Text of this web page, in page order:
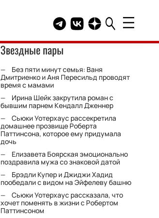
Telegram канал HELLO
Группа HELLO
Канал HELLO в
Звездные пары
Без пяти минут семья: Ваня
Дмитриенко и Аня Пересильд проводят
время с мамами
Ирина Шейк закрутила роман с
бывшим парнем Кендалл Дженнер
Сьюки Уотерхаус рассекретила
домашнее прозвище Роберта
Паттинсона, которое ему придумала
дочь
Елизавета Боярская эмоционально
поздравила мужа со знаковой датой
Брэдли Купер и Джиджи Хадид
пообедали с видом на Эйфелеву башню
Сьюки Уотерхаус рассказала, что
хочет поменять в жизни с Робертом
Паттинсоном